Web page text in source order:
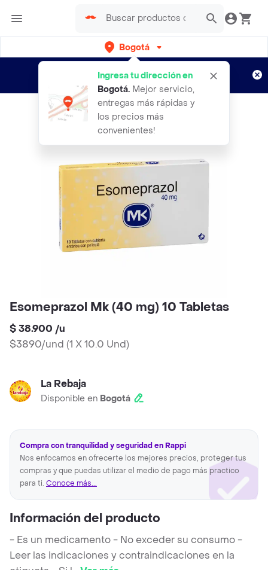
Bogotá
Ingresa tu dirección en
Bogotá. Mejor servicio,
entregas más rápidas y
los precios más
convenientes!
envíos gratis por semanas
Aplican TyC
Esomeprazol Mk (40 mg) 10 Tabletas
$ 38.900 /u
$3890/und (1 X 10.0 Und)
La Rebaja
Disponible en Bogotá
Compra con tranquilidad y seguridad en Rappi
Nos enfocamos en ofrecerte los mejores precios, proteger tus
compras y que puedas utilizar el medio de pago más practico
para ti. Conoce más...
Información del producto
- Es un medicamento - No exceder su consumo -
Leer las indicaciones y contraindicaciones en la